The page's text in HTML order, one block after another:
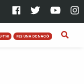
T'HI FES UNA DONACIÓ